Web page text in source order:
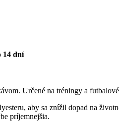
14 dní
Určené na tréningy a
aby sa znížil dopad na
príjemnejšia.